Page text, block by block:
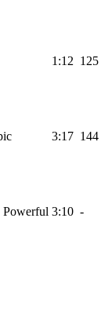
1:12 125
3:17 144
Powerful 3:10 -